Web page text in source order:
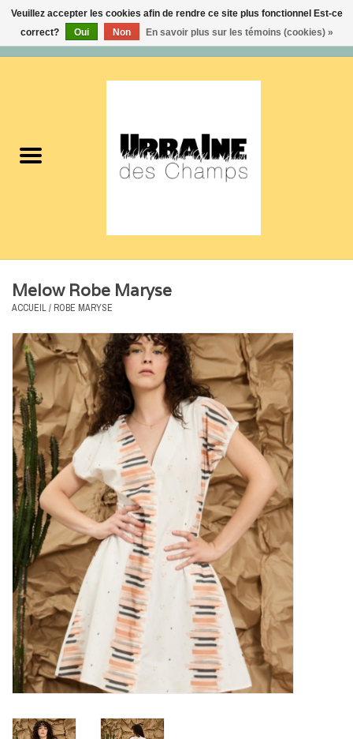
Femmes
Soldes
Certificats cadeaux
Marques
Melow Robe Maryse
ACCUEIL/ ROBE MARYSE
Veuillez accepter les cookies afin de rendre ce site plus fonctionnel Est-ce
correct?
Oui Non En savoir plus sur les témoins (cookies) »